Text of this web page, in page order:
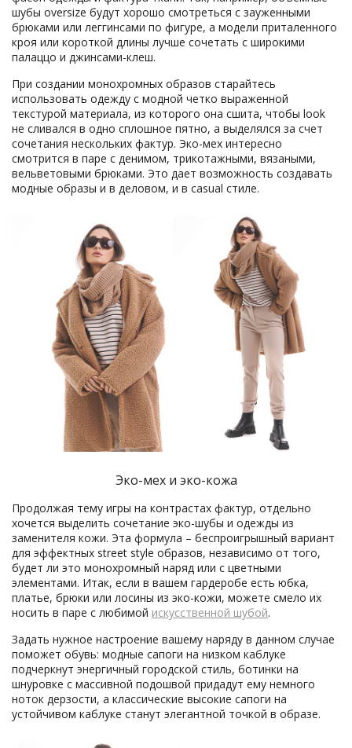
шубы oversize будут хорошо смотреться с зауженными
брюками или леггинсами по фигуре, а модели приталенного
кроя или короткой длины лучше сочетать с широкими
палаццо и джинсами-клеш.
При создании монохромных образов старайтесь
использовать одежду с модной четко выраженной
текстурой материала, из которого она сшита, чтобы look
не сливался в одно сплошное пятно, а выделялся за счет
сочетания нескольких фактур. Эко-мех интересно
смотрится в паре с денимом, трикотажными, вязаными,
вельветовыми брюками. Это дает возможность создавать
модные образы и в деловом, и в casual стиле.
Эко-мех и эко-кожа
Продолжая тему игры на контрастах фактур, отдельно
хочется выделить сочетание эко-шубы и одежды из
заменителя кожи. Эта формула – беспроигрышный вариант
для эффектных street style образов, независимо от того,
будет ли это монохромный наряд или с цветными
элементами. Итак, если в вашем гардеробе есть юбка,
платье, брюки или лосины из эко-кожи, можете смело их
носить в паре с любимой искусственной шубой.
Задать нужное настроение вашему наряду в данном случае
поможет обувь: модные сапоги на низком каблуке
подчеркнут энергичный городской стиль, ботинки на
шнуровке с массивной подошвой придадут ему немного
ноток дерзости, а классические высокие сапоги на
устойчивом каблуке станут элегантной точкой в образе.